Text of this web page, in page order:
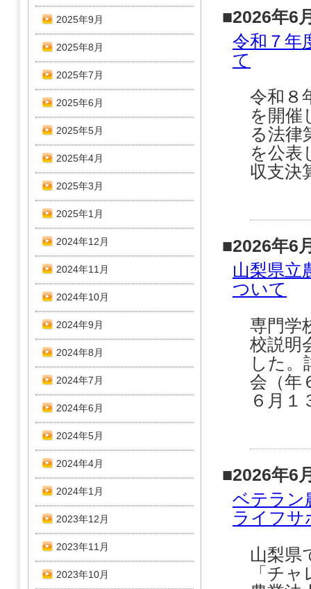
■2026年6
令和７年
て
令和８
を開催
る法律
を公表
収支決
■2026年6
山梨県立
ついて
専門学
校説明
した。
会（
６月
■2026年6
ベテラン
ライフサ
山梨県
「チ
2025年9月
2025年8月
2025年7月
2025年6月
2025年5月
2025年4月
2025年3月
2025年1月
2024年12月
2024年11月
2024年10月
2024年9月
2024年8月
2024年7月
2024年6月
2024年5月
2024年4月
2024年1月
2023年12月
2023年11月
2023年10月